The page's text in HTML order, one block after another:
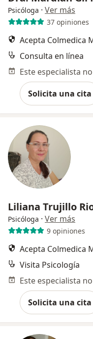
Psicóloga · Ver más
37 opiniones
Acepta Colmedica
Consulta en línea
Solicita una cita
Liliana Trujillo
Psicóloga · Ver más
9 opiniones
Acepta Colmedica
Visita Psicología
Solicita una cita